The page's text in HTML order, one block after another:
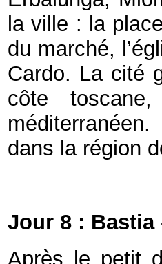
la ville : la
du marché,
Cardo. La cité
côte
dans la région
Jour 8 : Bastia
Après le petit